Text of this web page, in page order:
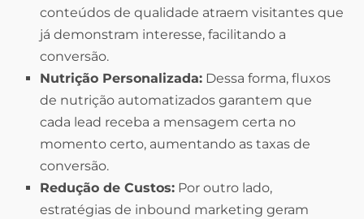
conteúdos de qualidade atraem visitantes que
já demonstram interesse, facilitando a
conversão.
Nutrição Personalizada: Dessa forma, fluxos
de nutrição automatizados garantem que
cada lead receba a mensagem certa no
momento certo, aumentando as taxas de
conversão.
Redução de Custos: Por outro lado,
estratégias de inbound marketing geram